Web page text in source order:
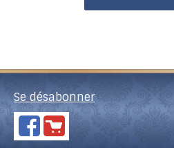
Se désabonner